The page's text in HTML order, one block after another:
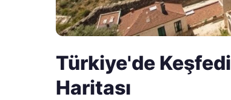
Türkiye'de
Haritası